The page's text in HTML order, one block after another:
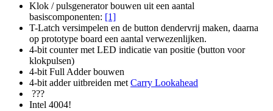
Klok / pulsgenerator bouwen uit een aantal
basiscomponenten: [1]
T-Latch versimpelen en de button dendervrij maken, daarna
op prototype board een aantal verwezenlijken.
4-bit counter met LED indicatie van positie (button voor
klokpulsen)
4-bit Full Adder bouwen
4-bit adder uitbreiden metCarry Lookahead
???
Intel 4004!